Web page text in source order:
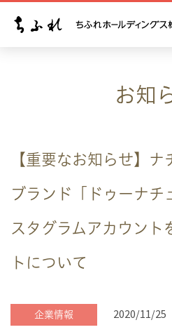
お知
【重要なお知らせ】
ブランド「ドゥーナチ
スタグラムアカウント
トについて
企業情報 2020/11/25